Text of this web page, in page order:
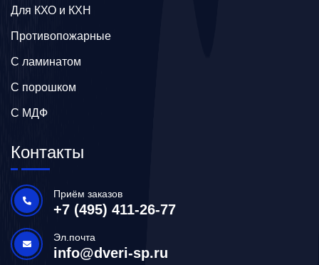
Для КХО и КХН
Противопожарные
С ламинатом
С порошком
С МДФ
Контакты
Приём заказов
+7 (495) 411-26-77
Эл.почта
info@dveri-sp.ru